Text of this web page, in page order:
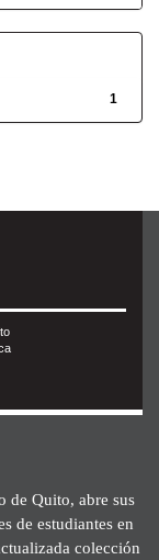
1
de Quito, abre sus
de estudiantes en
colección